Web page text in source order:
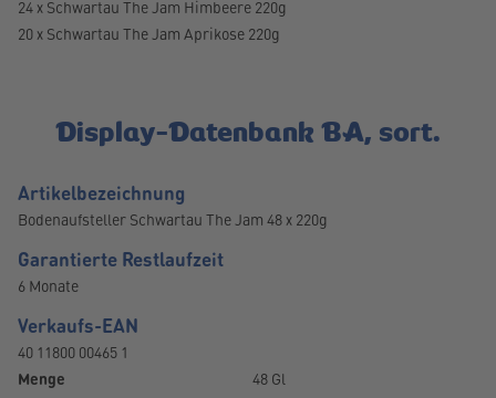
24 x Schwartau The Jam Himbeere 220g
20 x Schwartau The Jam Aprikose 220g
Display-Datenbank BA, sort.
Artikelbezeichnung
Bodenaufsteller Schwartau The Jam 48 x 220g
Garantierte Restlaufzeit
6 Monate
Verkaufs-EAN
40 11800 00465 1
Menge
48 Gl